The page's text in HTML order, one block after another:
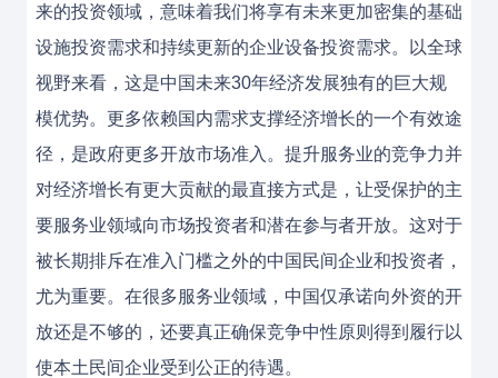
来的投资领域，意味着我们将享有未来更加密集的基础
设施投资需求和持续更新的企业设备投资需求。以全球
视野来看，这是中国未来30年经济发展独有的巨大规
模优势。更多依赖国内需求支撑经济增长的一个有效途
径，是政府更多开放市场准入。提升服务业的竞争力并
对经济增长有更大贡献的最直接方式是，让受保护的主
要服务业领域向市场投资者和潜在参与者开放。这对于
被长期排斥在准入门槛之外的中国民间企业和投资者，
尤为重要。在很多服务业领域，中国仅承诺向外资的开
放还是不够的，还要真正确保竞争中性原则得到履行以
使本土民间企业受到公正的待遇。